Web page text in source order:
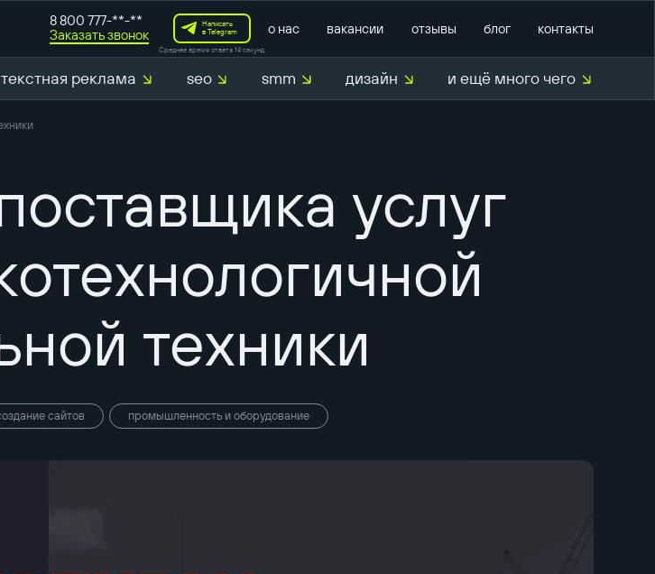
8 800 777-**-**
Заказать звонок
Написать
в Telegram
Среднее время ответа 14 секунд
о нас вакансии отзывы блог контакты
реклама seo smm дизайн и ещё много чего
услуг
техники
сайтов промышленность и оборудование